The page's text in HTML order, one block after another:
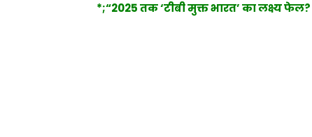
*;“2025 तक ‘टीबी मुक्त भारत’ का लक्ष्य